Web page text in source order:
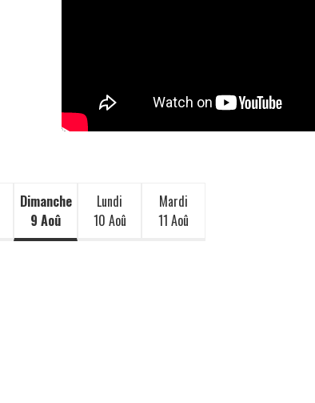
Dimanche
9 Aoû
Lundi
10 Aoû
Mardi
11 Aoû